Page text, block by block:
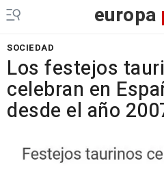
europa
SOCIEDAD
Los festejos
celebran en
desde el año